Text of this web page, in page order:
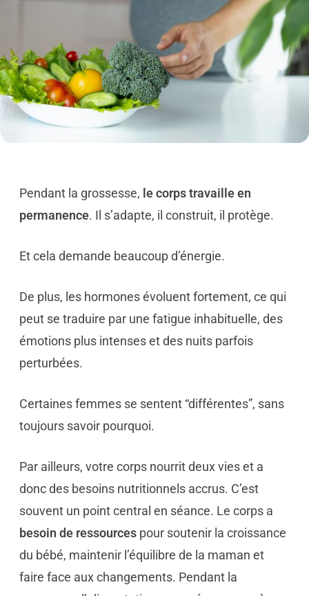
Pendant la grossesse, le corps travaille en
permanence. Il s’adapte, il construit, il protège.
Et cela demande beaucoup d’énergie.
De plus, les hormones évoluent fortement, ce qui
peut se traduire par une fatigue inhabituelle, des
émotions plus intenses et des nuits parfois
perturbées.
Certaines femmes se sentent “différentes”, sans
toujours savoir pourquoi.
Par ailleurs, votre corps nourrit deux vies et a
donc des besoins nutritionnels accrus. C’est
souvent un point central en séance. Le corps a
besoin de ressources pour soutenir la croissance
du bébé, maintenir l’équilibre de la maman et
faire face aux changements. Pendant la